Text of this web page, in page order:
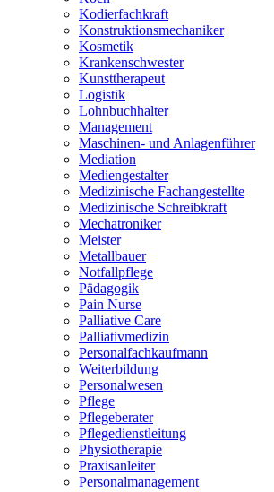
Kodierfachkraft
Konstruktionsmechaniker
Kosmetik
Krankenschwester
Kunsttherapeut
Logistik
Lohnbuchhalter
Management
Maschinen- und Anlagenführer
Mediation
Mediengestalter
Medizinische Fachangestellte
Medizinische Schreibkraft
Mechatroniker
Meister
Metallbauer
Notfallpflege
Pädagogik
Pain Nurse
Palliative Care
Palliativmedizin
Personalfachkaufmann
Weiterbildung
Personalwesen
Pflege
Pflegeberater
Pflegedienstleitung
Physiotherapie
Praxisanleiter
Personalmanagement